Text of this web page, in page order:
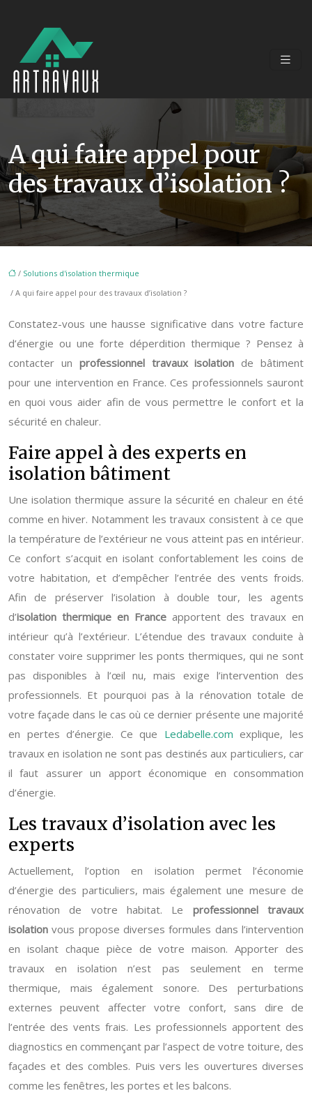
A qui faire appel pour
des travaux d’isolation ?
/ Solutions d'isolation thermique
/ A qui faire appel pour des travaux d’isolation ?
Constatez-vous une hausse significative dans votre facture
d’énergie ou une forte déperdition thermique ? Pensez à
contacter un professionnel travaux isolation de bâtiment
pour une intervention en France. Ces professionnels sauront
en quoi vous aider afin de vous permettre le confort et la
sécurité en chaleur.
Faire appel à des experts en
isolation bâtiment
Une isolation thermique assure la sécurité en chaleur en été
comme en hiver. Notamment les travaux consistent à ce que
la température de l’extérieur ne vous atteint pas en intérieur.
Ce confort s’acquit en isolant confortablement les coins de
votre habitation, et d’empêcher l’entrée des vents froids.
Afin de préserver l’isolation à double tour, les agents
d’isolation thermique en France apportent des travaux en
intérieur qu’à l’extérieur. L’étendue des travaux conduite à
constater voire supprimer les ponts thermiques, qui ne sont
pas disponibles à l’œil nu, mais exige l’intervention des
professionnels. Et pourquoi pas à la rénovation totale de
votre façade dans le cas où ce dernier présente une majorité
en pertes d’énergie. Ce que Ledabelle.com explique, les
travaux en isolation ne sont pas destinés aux particuliers, car
il faut assurer un apport économique en consommation
d’énergie.
Les travaux d’isolation avec les
experts
Actuellement, l’option en isolation permet l’économie
d’énergie des particuliers, mais également une mesure de
rénovation de votre habitat. Le professionnel travaux
isolationvous propose diverses formules dans l’intervention
en isolant chaque pièce de votre maison. Apporter des
travaux en isolation n’est pas seulement en terme
thermique, mais également sonore. Des perturbations
externes peuvent affecter votre confort, sans dire de
l’entrée des vents frais. Les professionnels apportent des
diagnostics en commençant par l’aspect de votre toiture, des
façades et des combles. Puis vers les ouvertures diverses
comme les fenêtres, les portes et les balcons.